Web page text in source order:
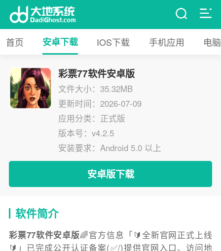
首页 安卓下载 IOS下载 手机应用 电
彩票77软件安卓版
文件大小：35.32MB
更新时间：2026-07-09
应用分类：正式版
版本号：v4.2.5
安装要求：Android 5.0 以上
安卓版下载
软件简介
彩票77软件安卓版🌈官方信息「🔰全新官网正式上线
🔰」已完成公开认证备案(✅/)提供官网入口、访问地